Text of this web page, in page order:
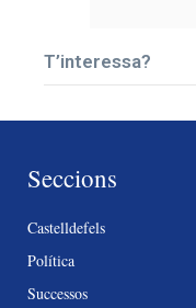
T’interessa?
Seccions
Castelldefels
Política
Successos